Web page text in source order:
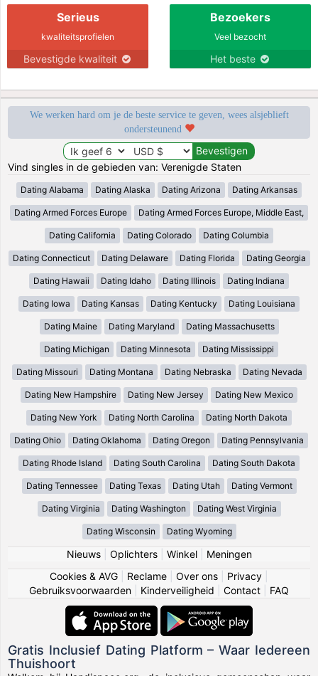
Serieus
kwaliteitsprofielen
Bevestigde kwaliteit
Bezoekers
Veel bezocht
Het beste
We werken hard om je de beste service te geven, wees alsjeblieft
ondersteunend
Vind singles in de gebieden van: Verenigde Staten
Dating Alabama Dating Alaska Dating Arizona Dating Arkansas
Dating Armed Forces Europe Dating Armed Forces Europe, Middle East,
Dating California Dating Colorado Dating Columbia
Dating Connecticut Dating Delaware Dating Florida Dating Georgia
Dating Hawaii Dating Idaho Dating Illinois Dating Indiana
Dating Iowa Dating Kansas Dating Kentucky Dating Louisiana
Dating Maine Dating Maryland Dating Massachusetts
Dating Michigan Dating Minnesota Dating Mississippi
Dating Missouri Dating Montana Dating Nebraska Dating Nevada
Dating New Hampshire Dating New Jersey Dating New Mexico
Dating New York Dating North Carolina Dating North Dakota
Dating Ohio Dating Oklahoma Dating Oregon Dating Pennsylvania
Dating Rhode Island Dating South Carolina Dating South Dakota
Dating Tennessee Dating Texas Dating Utah Dating Vermont
Dating Virginia Dating Washington Dating West Virginia
Dating Wisconsin Dating Wyoming
Nieuws| Oplichters| Winkel| Meningen
Cookies & AVG
Reclame Over ons Privacy
Gebruiksvoorwaarden
Kinderveiligheid Contact FAQ
Gratis Inclusief Dating Platform – Waar Iedereen
Thuishoort